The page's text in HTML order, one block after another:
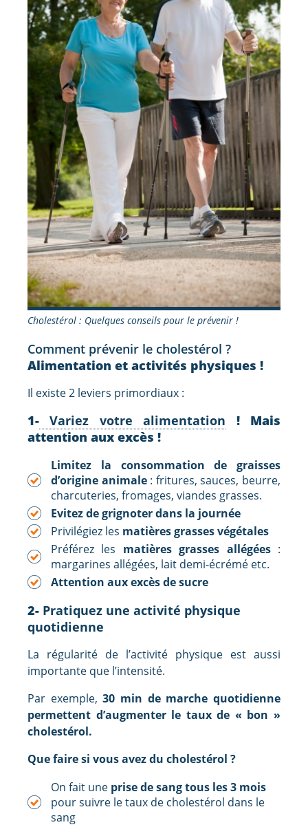
Comment prévenir le cholestérol ?
Alimentation et activités physiques !
Il existe 2 leviers primordiaux :
1- Variez votre alimentation ! Mais
attention aux excès !
Limitez la consommation de graisses
d’origine animale: fritures, sauces, beurre,
charcuteries, fromages, viandes grasses.
Evitez de grignoter dans la journée
Privilégiez les matières grasses végétales
Préférez les matières grasses allégées :
margarines allégées, lait demi-écrémé etc.
Attention aux excès de sucre
2- Pratiquez une activité physique
quotidienne
La régularité de l’activité physique est aussi
importante que l’intensité.
Par exemple, 30 min de marche quotidienne
permettent d’augmenter le taux de « bon »
cholestérol.
Que faire si vous avez du cholestérol ?
On fait une prise de sang tous les 3 mois
pour suivre le taux de cholestérol dans le
sang
Cholestérol : Quelques conseils pour le prévenir !